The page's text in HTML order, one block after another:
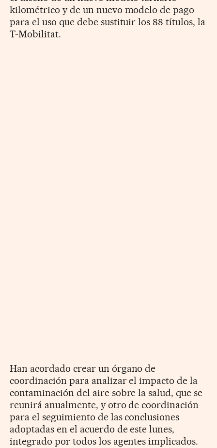
kilométrico y de un nuevo modelo de pago
para el uso que debe sustituir los 88 títulos, la
T-Mobilitat.
Han acordado crear un órgano de
coordinación para analizar el impacto de la
contaminación del aire sobre la salud, que se
reunirá anualmente, y otro de coordinación
para el seguimiento de las conclusiones
adoptadas en el acuerdo de este lunes,
integrado por todos los agentes implicados.